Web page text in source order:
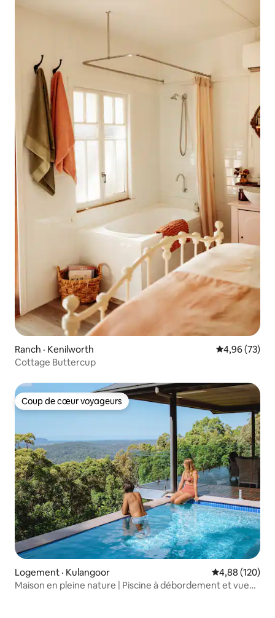
Ranch · Kenilworth Note
4,96 (73)
Cottage Buttercup
Coup de cœur voyageurs
Coup de cœur voyageurs
Logement · Kulangoor Note
4,88 (120)
Maison en pleine nature | Piscine à débordement et vue